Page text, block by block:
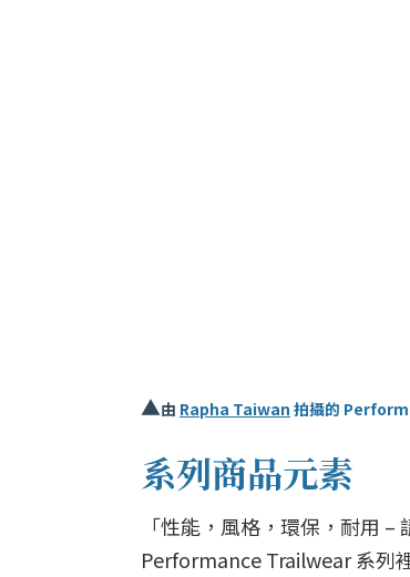
▲由 Rapha Taiwan 拍攝的
系列商品元素
「性能，風格，環保，耐用
Performance Trailwear 系列